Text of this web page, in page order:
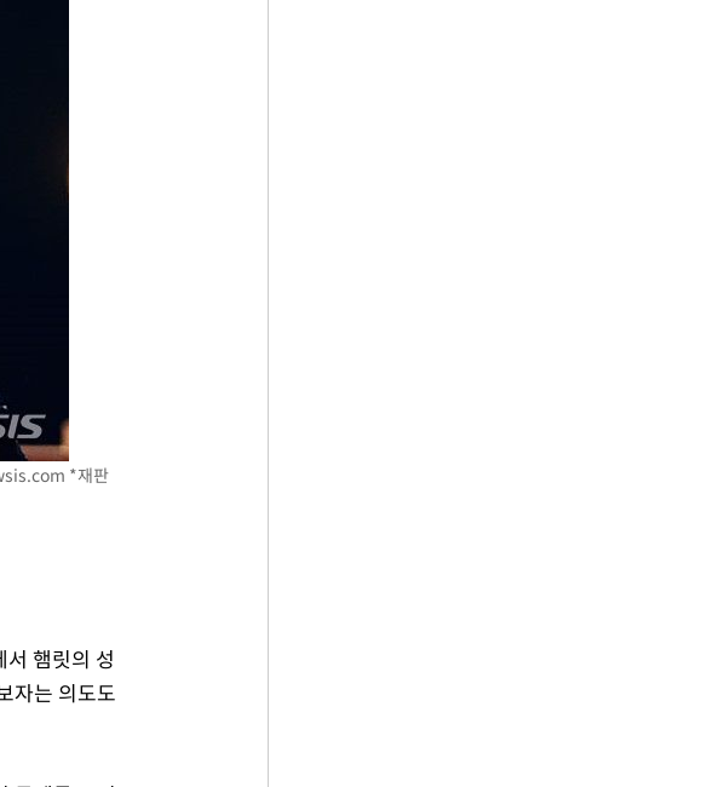
*재판
햄릿의 성
자는 의도도